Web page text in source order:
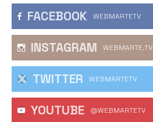
FACEBOOK WEBMARTETV
INSTAGRAM WEBMARTE.TV
TWITTER WEBMARTETV
YOUTUBE @WEBMARTETV